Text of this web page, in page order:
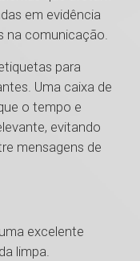
em evidência
na comunicação.
para
Uma caixa de
o tempo e
evitando
mensagens de
excelente
limpa.